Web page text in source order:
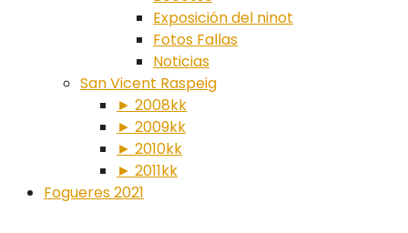
Exposición del ninot
Fotos Fallas
Noticias
San Vicent Raspeig
► 2008kk
► 2009kk
► 2010kk
► 2011kk
Fogueres 2021